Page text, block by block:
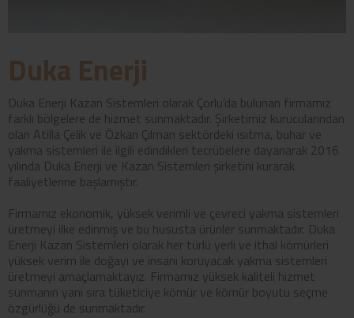
Duka Enerji
Duka Enerji Kazan Sistemleri olarak Çorlu’da bulunan firmamız
farklı bölgelere de hizmet sunmaktadır. Şirketimiz kurucularından
olan Atilla Çelik ve Özkan Çılman sektördeki ısıtma, buhar ve
yakma sistemleri ile ilgili edindikleri tecrübelere dayanarak 2016
yılında Duka Enerji ve Kazan Sistemleri şirketini kurarak
faaliyetlerine başlamıştır.
Firmamız ekonomik, yüksek verimli ve çevreci yakma sistemleri
üretmeyi ilke edinmiş ve bu hususta ürünler sunmaktadır. Duka
Enerji Kazan Sistemleri olarak her türlü yerli ve ithal kömürleri
yüksek verim ile doğayı ve insanı koruyacak yakma sistemleri
üretmeyi amaçlamaktayız. Firmamız yüksek kaliteli hizmet
sunmanın yanı sıra tüketiciye kömür ve kömür boyutu seçme
özgürlüğü de sunmaktadır.